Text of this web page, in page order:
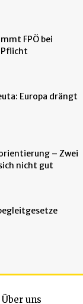
FPÖ bei
Europa drängt
– Zwei
nicht gut
Über uns